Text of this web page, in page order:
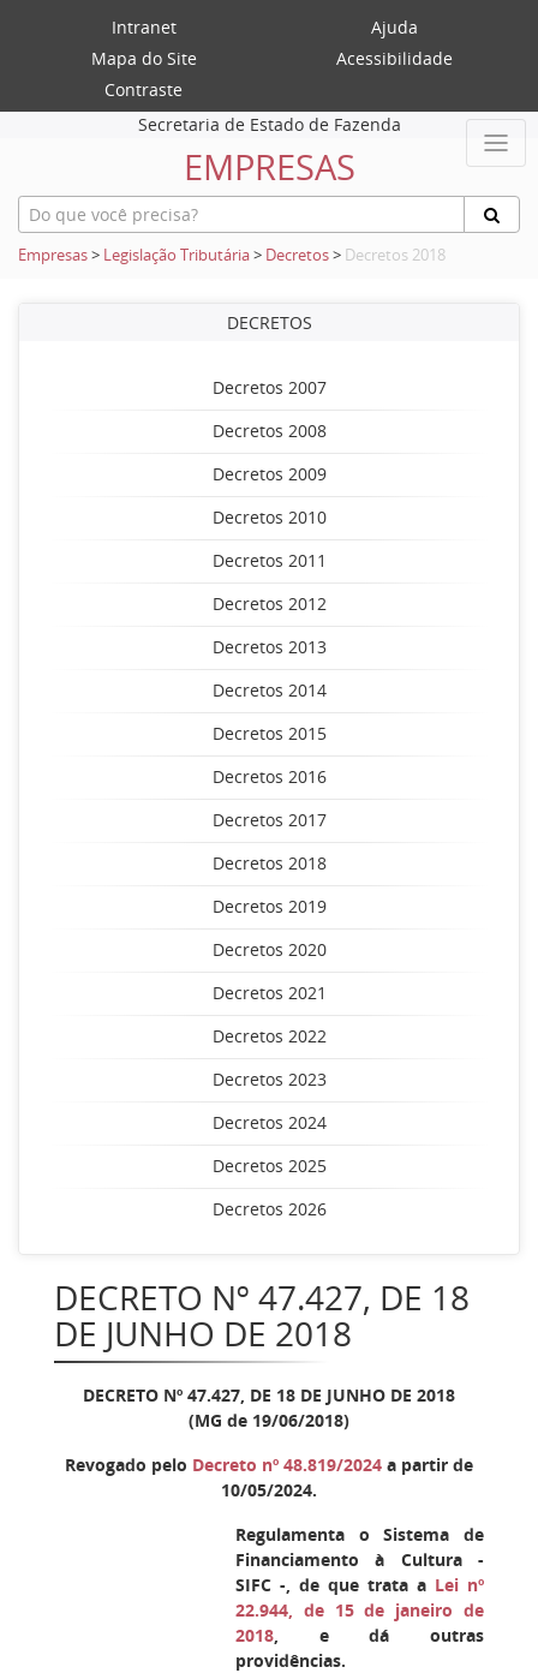
Intranet
Ajuda
Mapa do Site
Acessibilidade
Contraste
Secretaria de Estado de Fazenda
EMPRESAS
Empresas> Legislação Tributária> Decretos> Decretos 2018
DECRETOS
Decretos 2007
Decretos 2008
Decretos 2009
Decretos 2010
Decretos 2011
Decretos 2012
Decretos 2013
Decretos 2014
Decretos 2015
Decretos 2016
Decretos 2017
Decretos 2018
Decretos 2019
Decretos 2020
Decretos 2021
Decretos 2022
Decretos 2023
Decretos 2024
Decretos 2025
Decretos 2026
DECRETO Nº 47.427, DE 18
DE JUNHO DE 2018
DECRETO Nº 47.427, DE 18 DE JUNHO DE 2018
(MG de 19/06/2018)
Revogado pelo Decreto nº 48.819/2024 a partir de
10/05/2024.
Regulamenta o Sistema de
Financiamento à Cultura -
SIFC -, de que trata a Lei nº
22.944, de 15 de janeiro de
2018, e dá outras
providências.